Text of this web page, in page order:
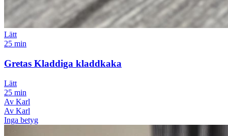
Lätt
25 min
Gretas Kladdiga kladdkaka
Lätt
25 min
Av Karl
Av Karl
Inga betyg